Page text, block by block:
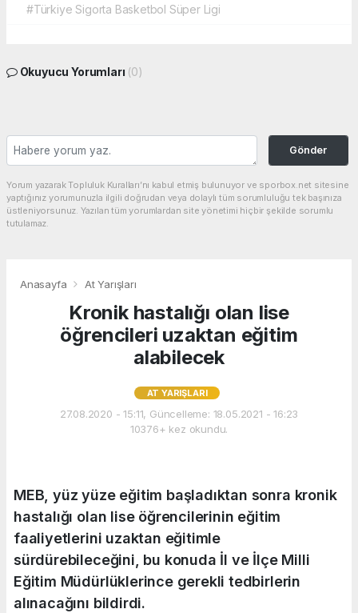
#Türkiye Sigorta Basketbol Süper Ligi
Okuyucu Yorumları (0)
Gönder
Yorum yazarak Topluluk Kuralları’nı kabul etmiş bulunuyor ve sporbox.net sitesine
yaptığınız yorumunuzla ilgili doğrudan veya dolaylı tüm sorumluluğu tek başınıza
üstleniyorsunuz. Yazılan tüm yorumlardan site yönetimi hiçbir şekilde sorumlu
tutulamaz.
Anasayfa At Yarışları
Kronik hastalığı olan lise
öğrencileri uzaktan eğitim
alabilecek
AT YARIŞLARI
27.08.2020 - 15:11, Güncelleme: 18.05.2021 - 16:23
10376+ kez okundu.
MEB, yüz yüze eğitim başladıktan sonra kronik
hastalığı olan lise öğrencilerinin eğitim
faaliyetlerini uzaktan eğitimle
sürdürebileceğini, bu konuda İl ve İlçe Milli
Eğitim Müdürlüklerince gerekli tedbirlerin
alınacağını bildirdi.